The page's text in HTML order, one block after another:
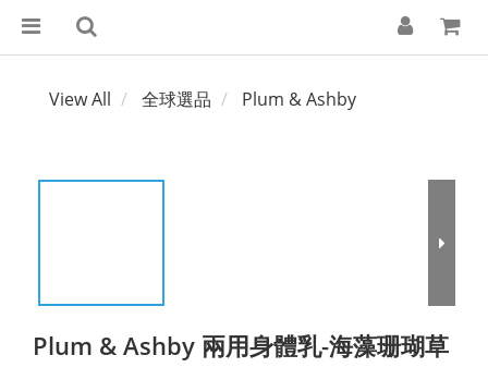
View All 全球選品 Plum & Ashby
Plum & Ashby 兩用身體乳-海藻珊瑚草